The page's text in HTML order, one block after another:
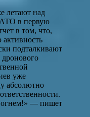
летают над
в первую
в том, что,
подталкивают
уже
абсолютно
огнем!» — пишет